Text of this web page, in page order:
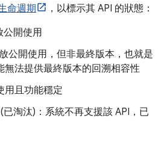
命週期
，以標示其 API 的狀態：
公開使用
放公開使用，但非最終版本，也就是
無法提供最終版本的回溯相容性
用且功能穩定
已淘汰) ：系統不再支援該 API，已